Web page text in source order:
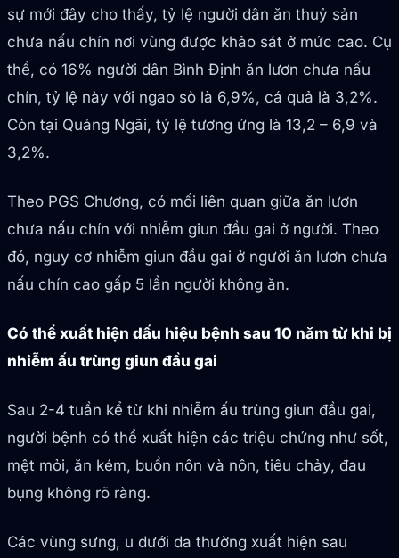
sự mới đây cho thấy, tỷ lệ người dân ăn thuỷ sản
chưa nấu chín nơi vùng được khảo sát ở mức cao. Cụ
thể, có 16% người dân Bình Định ăn lươn chưa nấu
chín, tỷ lệ này với ngao sò là 6,9%, cá quả là 3,2%.
Còn tại Quảng Ngãi, tỷ lệ tương ứng là 13,2 – 6,9 và
3,2%.
Theo PGS Chương, có mối liên quan giữa ăn lươn
chưa nấu chín với nhiễm giun đầu gai ở người. Theo
đó, nguy cơ nhiễm giun đầu gai ở người ăn lươn chưa
nấu chín cao gấp 5 lần người không ăn.
Có thể xuất hiện dấu hiệu bệnh sau 10 năm từ khi bị
nhiễm ấu trùng giun đầu gai
Sau 2-4 tuần kể từ khi nhiễm ấu trùng giun đầu gai,
người bệnh có thể xuất hiện các triệu chứng như sốt,
mệt mỏi, ăn kém, buồn nôn và nôn, tiêu chảy, đau
bụng không rõ ràng.
Các vùng sưng, u dưới da thường xuất hiện sau